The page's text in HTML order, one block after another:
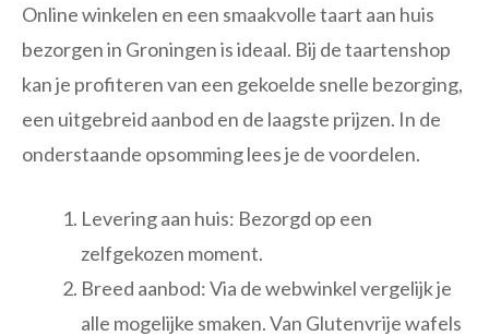
Online winkelen en een smaakvolle taart aan huis
bezorgen in Groningen is ideaal. Bij de taartenshop
kan je profiteren van een gekoelde snelle bezorging,
een uitgebreid aanbod en de laagste prijzen. In de
onderstaande opsomming lees je de voordelen.
Levering aan huis: Bezorgd op een
zelfgekozen moment.
Breed aanbod: Via de webwinkel vergelijk je
alle mogelijke smaken. Van Glutenvrije wafels